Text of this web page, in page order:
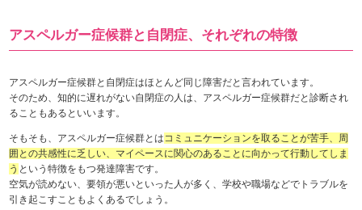
アスペルガー症候群と自閉症、それぞれの特徴
アスペルガー症候群と自閉症はほとんど同じ障害だと言われています。
そのため、知的に遅れがない自閉症の人は、アスペルガー症候群だと診断され
ることもあるといいます。
そもそも、アスペルガー症候群とは コミュニケーションを取ることが苦手、周
囲との共感性に乏しい、マイペースに関心のあることに向かって行動してしま
う という特徴をもつ発達障害です。
空気が読めない、要領が悪いといった人が多く、学校や職場などでトラブルを
引き起こすこともよくあるでしょう。